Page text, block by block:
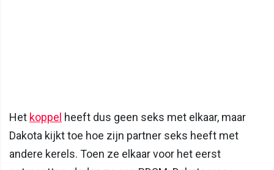
Het koppel heeft dus geen seks met elkaar, maar
Dakota kijkt toe hoe zijn partner seks heeft met
andere kerels. Toen ze elkaar voor het eerst